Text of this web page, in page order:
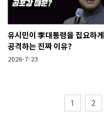
유시민이 李대통령을 집요하게
공격하는 진짜 이유?
2026-7-23
1 2